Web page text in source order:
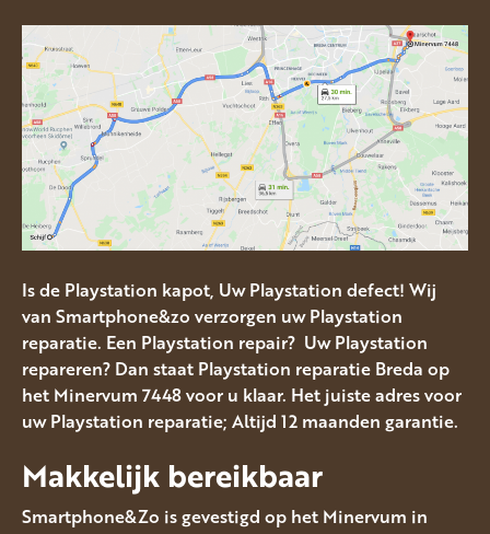
Is de Playstation kapot, Uw Playstation defect! Wij
van Smartphone&zo verzorgen uw Playstation
reparatie. Een Playstation repair? Uw Playstation
repareren? Dan staat Playstation reparatie Breda op
het Minervum 7448 voor u klaar. Het juiste adres voor
uw Playstation reparatie; Altijd 12 maanden garantie.
Makkelijk bereikbaar
Smartphone&Zo is gevestigd op het Minervum in